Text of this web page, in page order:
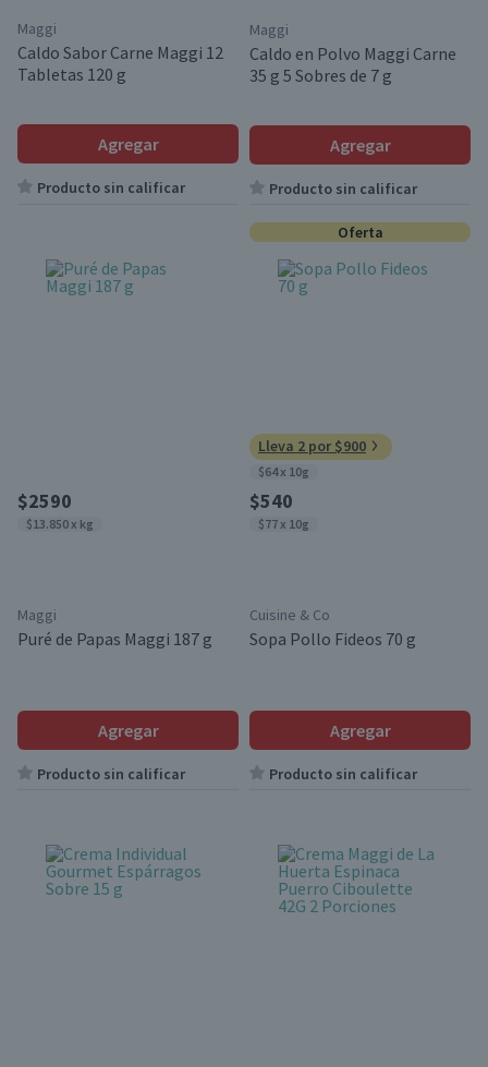
Maggi
Caldo Sabor Carne Maggi 12
Tabletas 120 g
Agregar
Producto sin calificar
Maggi
Caldo en Polvo Maggi Carne
35 g 5 Sobres de 7 g
Agregar
Producto sin calificar
$2590
$13.850 x kg
Maggi
Puré de Papas Maggi 187 g
Agregar
Producto sin calificar
Oferta
Lleva 2 por $900
$64 x 10g
$540
$77 x 10g
Cuisine & Co
Sopa Pollo Fideos 70 g
Agregar
Producto sin calificar